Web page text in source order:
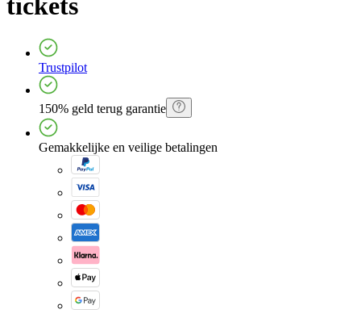
Trustpilot
150% geld terug garantie
Gemakkelijke en veilige betalingen